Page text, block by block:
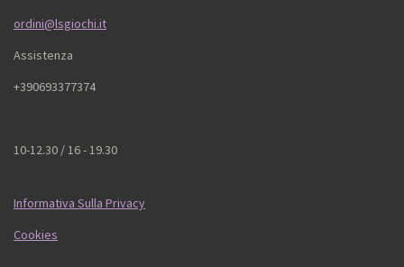
ordini@lsgiochi.it
Assistenza
+390693377374
10-12.30 / 16 - 19.30
Informativa Sulla Privacy
Cookies